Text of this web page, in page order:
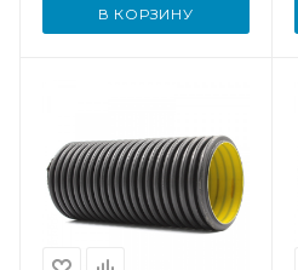
В КОРЗИНУ